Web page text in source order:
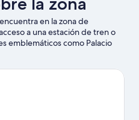
en la zona de
a una estación de tren o
emblemáticos como Palacio
si lo tuyo son las compras
Puedes buscar el